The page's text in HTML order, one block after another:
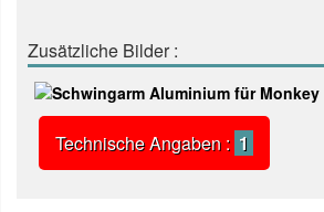
Zusätzliche Bilder :
Technische Angaben : 1